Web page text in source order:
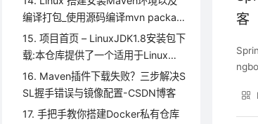
编译打包_使用源码编译mvn packag
e-CSDN博客
15. 项目首页 – LinuxJDK1.8安装包下
载:本仓库提供了一个适用于Linux系
统的JDK 1.8安装包，方便开发者在Li
nux环境下快速安装和配置Java开发
16. Maven插件下载失败？三步解决S
SL握手错误与镜像配置-CSDN博客
17. 手把手教你搭建Docker私有仓库
客
n